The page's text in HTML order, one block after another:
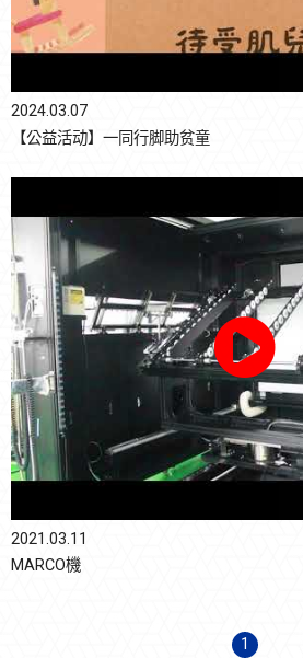
2024.03.07
【公益活动】一同行脚助贫童
2021.03.11
MARCO機
1